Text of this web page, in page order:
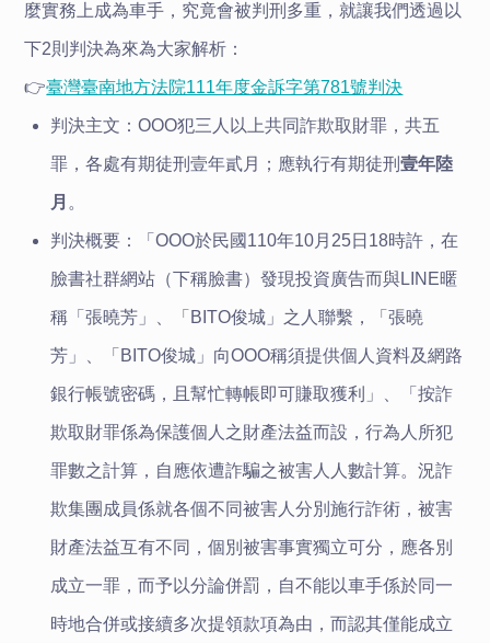
麼實務上成為車手，究竟會被判刑多重，就讓我們透過以
下2則判決為來為大家解析：
👉臺灣臺南地方法院111年度金訴字第781號判決
判決主文：OOO犯三人以上共同詐欺取財罪，共五
罪，各處有期徒刑壹年貳月；應執行有期徒刑壹年陸
月 。
判決概要：「OOO於民國110年10月25日18時許，在
臉書社群網站（下稱臉書）發現投資廣告而與LINE暱
稱「張曉芳」、「BITO俊城」之人聯繫，「張曉
芳」、「BITO俊城」向OOO稱須提供個人資料及網路
銀行帳號密碼，且幫忙轉帳即可賺取獲利」、「按詐
欺取財罪係為保護個人之財產法益而設，行為人所犯
罪數之計算，自應依遭詐騙之被害人人數計算。況詐
欺集團成員係就各個不同被害人分別施行詐術，被害
財產法益互有不同，個別被害事實獨立可分，應各別
成立一罪，而予以分論併罰，自不能以車手係於同一
時地合併或接續多次提領款項為由，而認其僅能成立